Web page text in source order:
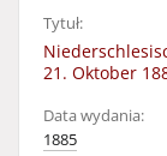
Tytuł:
21. Oktober
Data wydania:
1885